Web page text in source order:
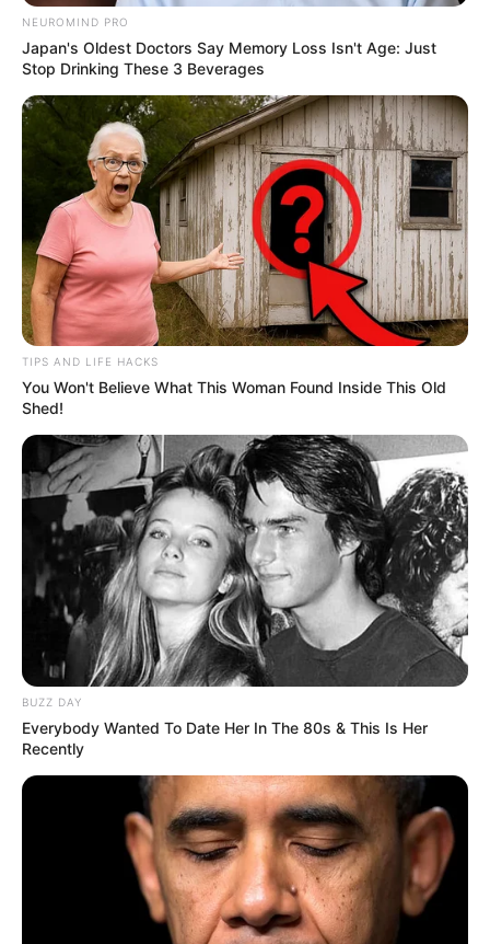
NEUROMIND PRO
Japan's Oldest Doctors Say Memory Loss Isn't Age: Just
Stop Drinking These 3 Beverages
TIPS AND LIFE HACKS
You Won't Believe What This Woman Found Inside This Old
Shed!
BUZZ DAY
Everybody Wanted To Date Her In The 80s & This Is Her
Recently